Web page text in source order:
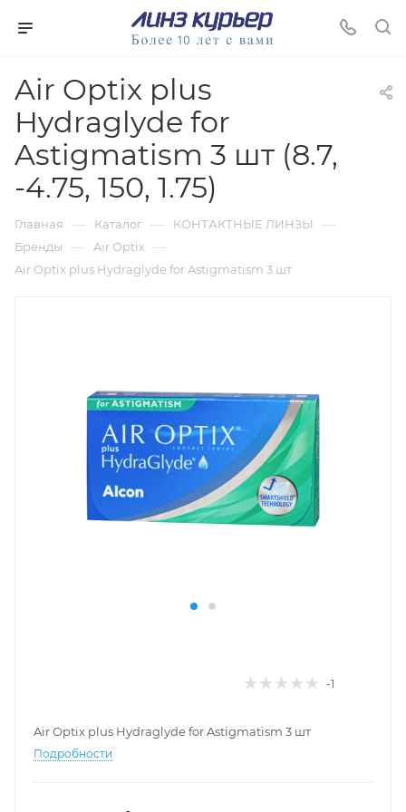
Air Optix plus
Hydraglyde for
Astigmatism 3 шт (8.7,
-4.75, 150, 1.75)
Главная — Каталог — КОНТАКТНЫЕ ЛИНЗЫ —
Бренды — Air Optix —
Air Optix plus Hydraglyde for Astigmatism 3 шт
-1
Air Optix plus Hydraglyde for Astigmatism 3 шт
Подробности